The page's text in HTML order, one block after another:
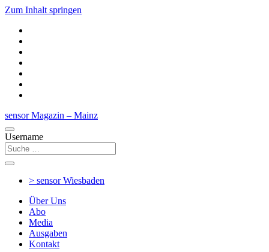
Zum Inhalt springen
sensor Magazin – Mainz
Username
> sensorWiesbaden
Über Uns
Abo
Media
Ausgaben
Kontakt